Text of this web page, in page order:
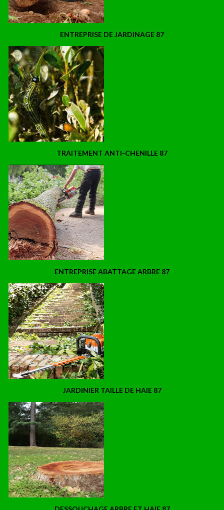
ENTREPRISE DE JARDINAGE 87
TRAITEMENT ANTI-CHENILLE 87
ENTREPRISE ABATTAGE ARBRE 87
JARDINIER TAILLE DE HAIE 87